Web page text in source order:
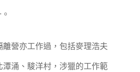
離營亦工作過，包括麥理浩夫
潭涌、駿洋村，涉獵的工作範